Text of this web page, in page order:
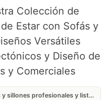
Colección de
Estar con Sofás y
Versátiles
y Diseño de
y Comerciales
Modelo CAD de sofas y sillones profesionales y listos para descargar